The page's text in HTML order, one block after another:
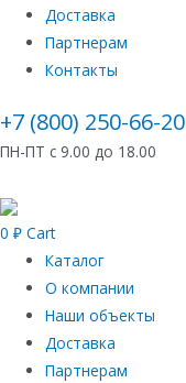
Доставка
Партнерам
Контакты
+7 (800) 250-66-20
ПН-ПТ с 9.00 до 18.00
0 ₽ Cart
Каталог
О компании
Наши объекты
Доставка
Партнерам